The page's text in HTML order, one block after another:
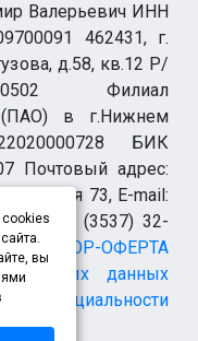
Валерьевич ИНН
462431, г.
д.58, кв.12 Р/
Филиал
в г.Нижнем
БИК
Почтовый адрес:
19 а/я 73, E-mail:
(3537) 32-
ДОГОВОР-ОФЕРТА
данных
вы